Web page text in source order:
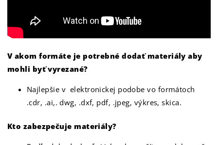
V akom formáte je potrebné dodať materiály aby
mohli byť vyrezané?
Najlepšie v elektronickej podobe vo formátoch
.cdr, .ai,. dwg, .dxf, pdf, .jpeg, výkres, skica.
Kto zabezpečuje materiály?